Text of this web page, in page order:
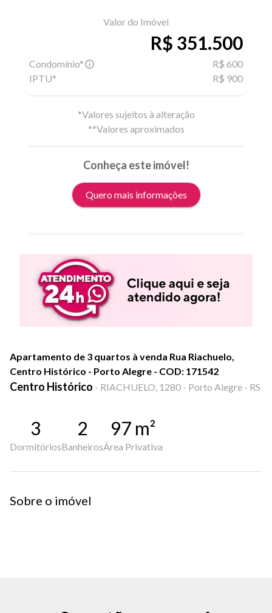
Valor do Imóvel
R$ 351.500
Condomínio*
R$ 600
IPTU*
R$ 900
*Valores sujeitos à alteração
**Valores aproximados
Conheça este imóvel!
Quero mais informações
Apartamento de 3 quartos à venda Rua Riachuelo,
Centro Histórico - Porto Alegre - COD: 171542
Centro Histórico - RIACHUELO, 1280 - Porto Alegre - RS
3
Dormitórios
2
Banheiros
97 m²
Área Privativa
Sobre o imóvel